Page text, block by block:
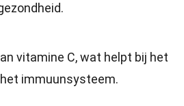
vitamine C, wat helpt bij het
immuunsysteem.